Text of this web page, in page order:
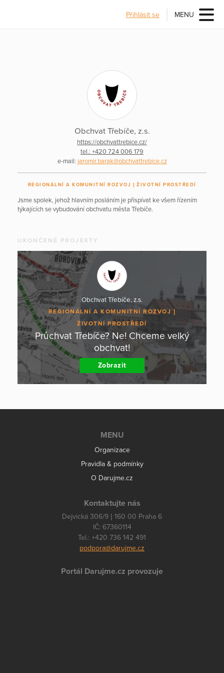
Přihlásit se MENU
Obchvat Třebíče, z.s.
https://obchvattrebice.cz/
tel.: +420 724 006 179
e-mail: jaromir.barak@obchvattrebice.cz
REGIONÁLNÍ A KOMUNITNÍ ROZVOJ ŽIVOTNÍ PROSTŘEDÍ
Jsme spolek, jehož hlavním posláním je přispívat ke všem řízením
týkajících se vybudování obchvatu města Třebíče.
UKONČENÉ PROJEKTY
Obchvat Třebíče, z.s.
REGIONÁLNÍ A KOMUNITNÍ ROZVOJ
ŽIVOTNÍ PROSTŘEDÍ
Průchvat Třebíče? Ne! Chceme velký
obchvat!
Zobrazit
MENU
Organizace
Pravidla & podmínky
O Darujme.cz
Kontaktujte nás
Dejvická 306/9 | 160 00 Praha 6
IČ: 67360114
Tel.: +420 736 142 491
podpora@darujme.cz
Portál Darujme.cz provozuje